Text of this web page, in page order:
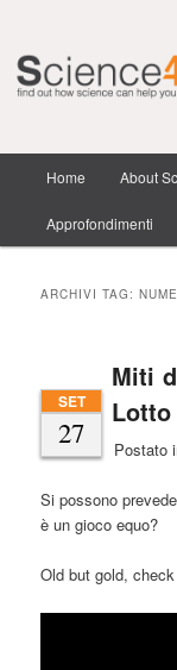
Scienza e
principale
Vai
al
Vai
al
Home About
Approfondimenti
ARCHIVI TAG:
Miti
Lotto
SET
27 Postato
Si possono
è un gioco equo?
Old but gold,